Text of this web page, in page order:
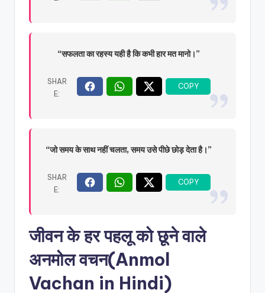
“सफलता का रहस्य यही है कि कभी हार मत मानो।”
“जो समय के साथ नहीं चलता, समय उसे पीछे छोड़ देता है।”
जीवन के हर पहलू को छूने वाले
अनमोल वचन(Anmol
Vachan in Hindi)